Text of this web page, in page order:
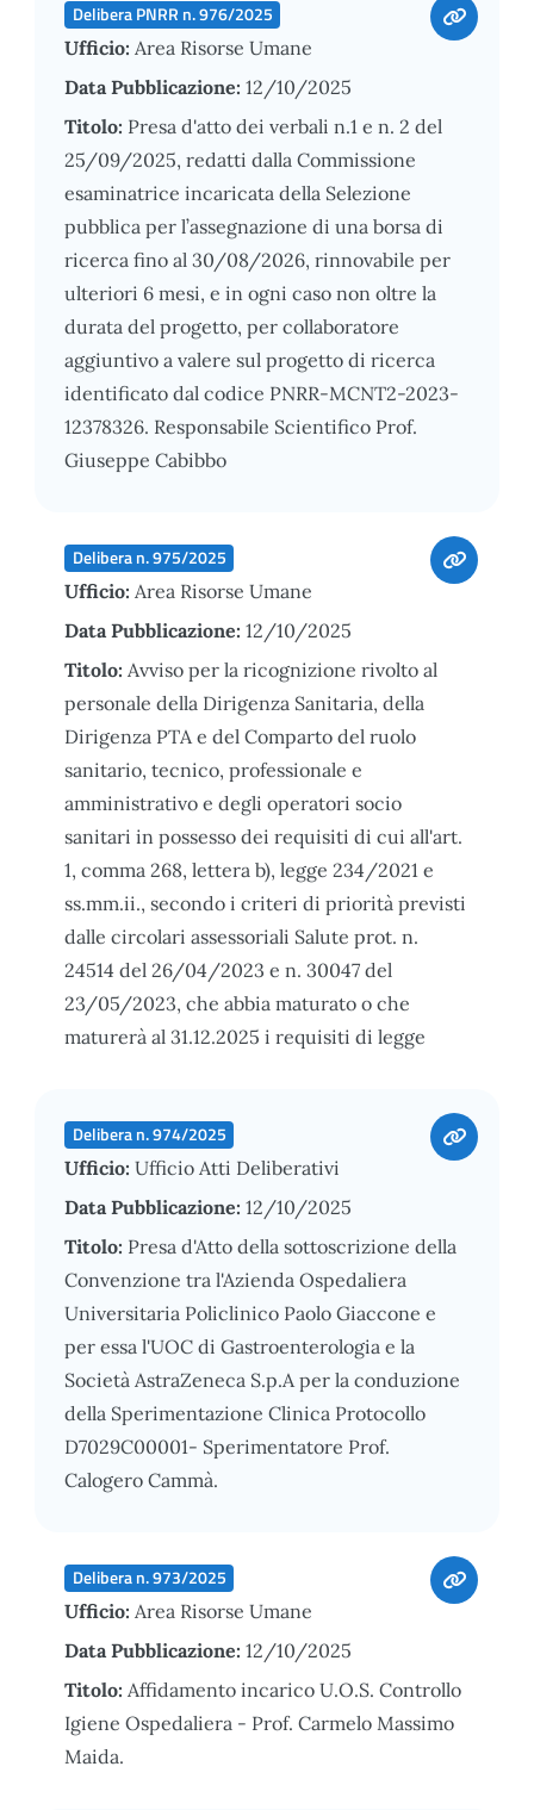
Delibera PNRR n. 976/2025
Ufficio: Area Risorse Umane
Data Pubblicazione: 12/10/2025
Titolo: Presa d'atto dei verbali n.1 e n. 2 del
25/09/2025, redatti dalla Commissione
esaminatrice incaricata della Selezione
pubblica per l’assegnazione di una borsa di
ricerca fino al 30/08/2026, rinnovabile per
ulteriori 6 mesi, e in ogni caso non oltre la
durata del progetto, per collaboratore
aggiuntivo a valere sul progetto di ricerca
identificato dal codice PNRR-MCNT2-2023-
12378326. Responsabile Scientifico Prof.
Giuseppe Cabibbo
Delibera n. 975/2025
Ufficio: Area Risorse Umane
Data Pubblicazione: 12/10/2025
Titolo: Avviso per la ricognizione rivolto al
personale della Dirigenza Sanitaria, della
Dirigenza PTA e del Comparto del ruolo
sanitario, tecnico, professionale e
amministrativo e degli operatori socio
sanitari in possesso dei requisiti di cui all'art.
1, comma 268, lettera b), legge 234/2021 e
ss.mm.ii., secondo i criteri di priorità previsti
dalle circolari assessoriali Salute prot. n.
24514 del 26/04/2023 e n. 30047 del
23/05/2023, che abbia maturato o che
maturerà al 31.12.2025 i requisiti di legge
Delibera n. 974/2025
Ufficio: Ufficio Atti Deliberativi
Data Pubblicazione: 12/10/2025
Titolo: Presa d'Atto della sottoscrizione della
Convenzione tra l'Azienda Ospedaliera
Universitaria Policlinico Paolo Giaccone e
per essa l'UOC di Gastroenterologia e la
Società AstraZeneca S.p.A per la conduzione
della Sperimentazione Clinica Protocollo
D7029C00001- Sperimentatore Prof.
Calogero Cammà.
Delibera n. 973/2025
Ufficio: Area Risorse Umane
Data Pubblicazione: 12/10/2025
Titolo: Affidamento incarico U.O.S. Controllo
Igiene Ospedaliera - Prof. Carmelo Massimo
Maida.